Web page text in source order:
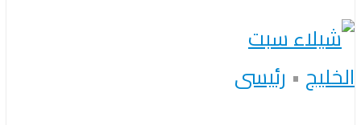
الخليج • رئيسى